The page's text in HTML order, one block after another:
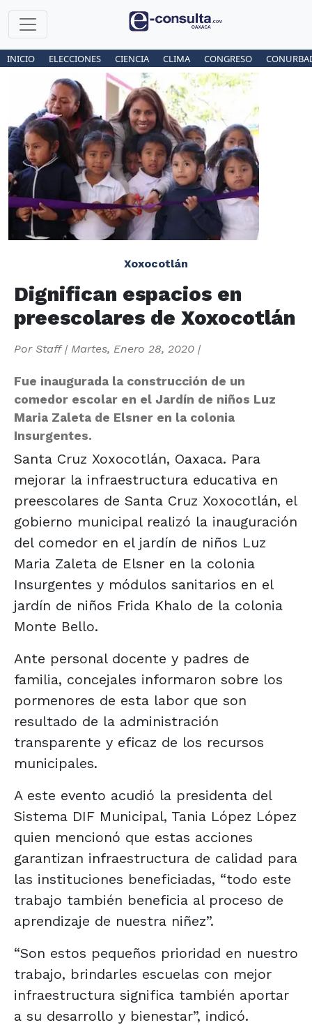
INICIO ELECCIONES CIENCIA CLIMA CONGRESO
Xoxocotlán
Dignifican espacios en
preescolares de Xoxocotlán
Por Staff| Martes, Enero 28, 2020 |
Fue inaugurada la construcción de un
comedor escolar en el Jardín de niños Luz
Maria Zaleta de Elsner en la colonia
Insurgentes.
Santa Cruz Xoxocotlán, Oaxaca. Para
mejorar la infraestructura educativa en
preescolares de Santa Cruz Xoxocotlán, el
gobierno municipal realizó la inauguración
del comedor en el jardín de niños Luz
Maria Zaleta de Elsner en la colonia
Insurgentes y módulos sanitarios en el
jardín de niños Frida Khalo de la colonia
Monte Bello.
Ante personal docente y padres de
familia, concejales informaron sobre los
pormenores de esta labor que son
resultado de la administración
transparente y eficaz de los recursos
municipales.
A este evento acudió la presidenta del
Sistema DIF Municipal, Tania López López
quien mencionó que estas acciones
garantizan infraestructura de calidad para
las instituciones beneficiadas, “todo este
trabajo también beneficia al proceso de
aprendizaje de nuestra niñez”.
“Son estos pequeños prioridad en nuestro
trabajo, brindarles escuelas con mejor
infraestructura significa también aportar
a su desarrollo y bienestar”, indicó.